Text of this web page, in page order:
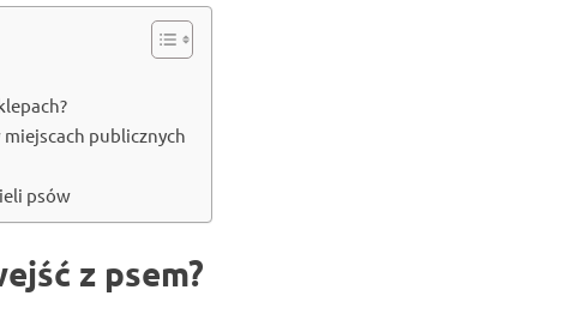
publicznych
psów
z psem?